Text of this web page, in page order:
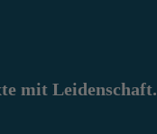
mit Leidenschaft.